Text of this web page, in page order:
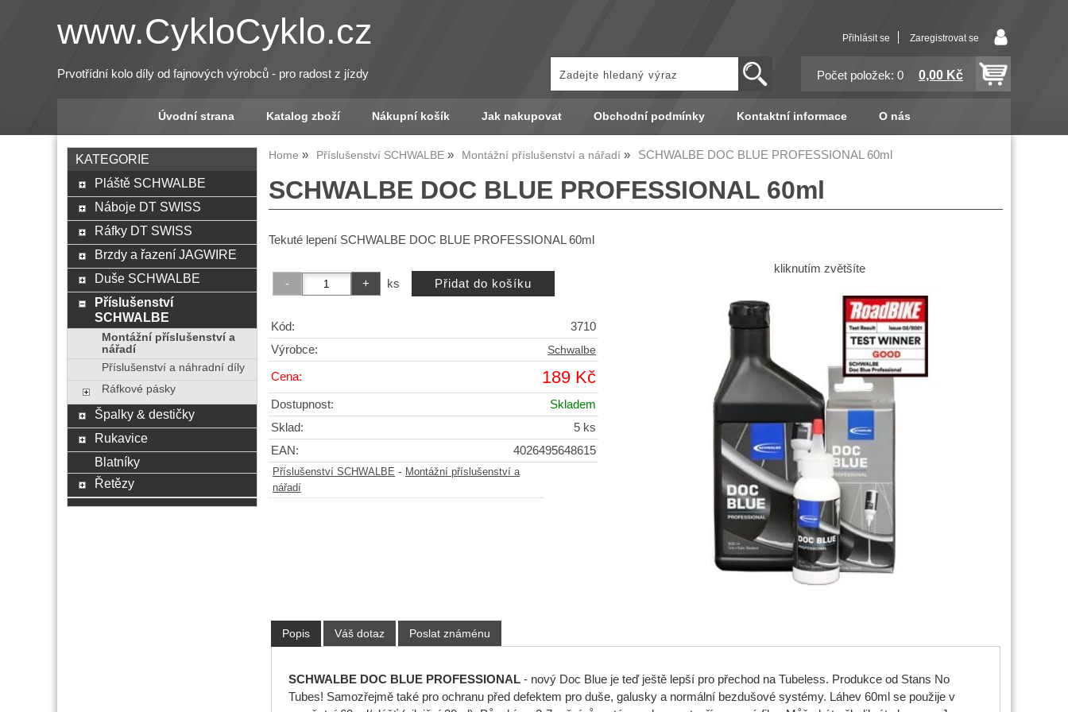
Přihlásit se Zaregistrovat se
Počet položek: 0 0,00 Kč
www.CykloCyklo.cz
Prvotřídní kolo díly od fajnových výrobců - pro radost z jízdy
Úvodní strana Katalog zboží Nákupní košík Jak nakupovat Obchodní podmínky Kontaktní informace O nás
Home Příslušenství SCHWALBE Montážní příslušenství a nářadí SCHWALBE DOC BLUE PROFESSIONAL 60ml
SCHWALBE DOC BLUE PROFESSIONAL 60ml
Tekuté lepení SCHWALBE DOC BLUE PROFESSIONAL 60ml
kliknutím zvětšíte
ks
Kód:
3710
Výrobce:
Schwalbe
Cena: 189 Kč
Dostupnost:
Skladem
Sklad:
5 ks
EAN:
4026495648615
Příslušenství SCHWALBE - Montážní příslušenství a
nářadí
Popis Váš dotaz Poslat známénu
SCHWALBE DOC BLUE PROFESSIONAL- nový Doc Blue je teď ještě lepší pro přechod na Tubeless. Produkce od Stans No
Tubes! Samozřejmě také pro ochranu před defektem pro duše, galusky a normální bezdušové systémy. Láhev 60ml se použije v
KATEGORIE
Pláště SCHWALBE
Náboje DT SWISS
Ráfky DT SWISS
Brzdy a řazení JAGWIRE
Duše SCHWALBE
Příslušenství
SCHWALBE
Montážní příslušenství a
nářadí
Příslušenství a náhradní díly
Ráfkové pásky
Špalky & destičky
Rukavice
Blatníky
Řetězy